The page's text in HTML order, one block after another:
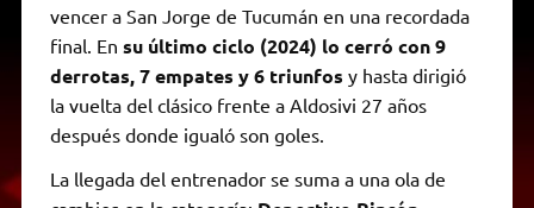
vencer a San Jorge de Tucumán en una recordada
final. En su último ciclo (2024) lo cerró con 9
derrotas, 7 empates y 6 triunfos y hasta dirigió
la vuelta del clásico frente a Aldosivi 27 años
después donde igualó son goles.
La llegada del entrenador se suma a una ola de